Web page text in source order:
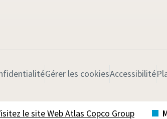
Gérer les cookiesAccessibilité
le site Web Atlas Copco Group